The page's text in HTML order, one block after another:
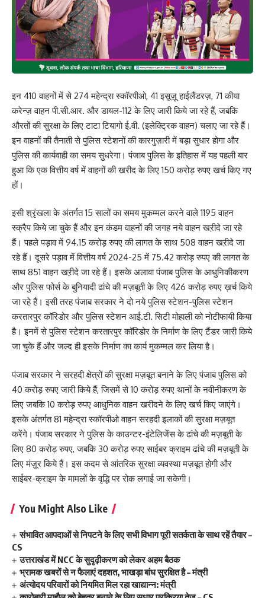
इन 410 वाहनों में से 274 महेन्द्रा स्कॉरपीओ, 41 इसूज़ू हाईलैंडरज़, 71 कीया
करेन्ज़ वाहन पी.सी.आर. और डायल-112 के लिए जारी किये जा रहे हैं, जबकि
औरतों की सुरक्षा के लिए टाटा टियागो ई.वी. (इलेक्ट्रिक वाहन) चलाए जा रहे हैं।
इन वाहनों की तैनाती से पुलिस स्टेशनों की कारगुज़ारी में बड़ा सुधार होगा और
पुलिस की कार्यवाही का समय सुधरेगा। पंजाब पुलिस के इतिहास में यह पहली बार
हुआ कि एक वित्तीय वर्ष में वाहनों की खरीद के लिए 150 करोड़ रुपए खर्च किए गए
हों।
इसी श्रृंखला के अंतर्गत 15 सालों का समय मुकम्मल करने वाले 1195 वाहन
स्क्रैप किये जा चुके हैं और इन कंडम वाहनों की जगह नये वाहन खऱीदे जा रहे
हैं। पहले पड़ाव में 94.15 करोड़ रुपए की लागत के साथ 508 वाहन खऱीदे जा
रहे हैं। दूसरे पड़ाव में वित्तीय वर्ष 2024-25 में 75.42 करोड़ रुपए की लागत के
साथ 851 वाहन खऱीदे जा रहे हैं। इसके अलावा पंजाब पुलिस के आधुनिकीकरण
और पुलिस फोर्स के बुनियादी ढांचे की मज़बूती के लिए 426 करोड़ रुपए ख़र्च किये
जा रहे हैं। इसी तरह पंजाब सरकार ने दो नये पुलिस स्टेशन-पुलिस स्टेशन
करतारपुर कॉरिडोर और पुलिस स्टेशन आई.टी. सिटी मोहाली को नोटीफायी किया
है। इनमें से पुलिस स्टेशन करतारपुर कॉरिडोर के निर्माण के लिए टैंडर जारी किये
जा चुके हैं और जल्द ही इसके निर्माण का कार्य मुकम्मल कर लिया है।
पंजाब सरकार ने सरहदी क्षेत्रों की सुरक्षा मज़बूत बनाने के लिए पंजाब पुलिस को
40 करोड़ रुपए जारी किये हैं, जिसमें से 10 करोड़ रुपए थानों के नवीनीकरण के
लिए जबकि 10 करोड़ रुपए आधुनिक वाहन खरीदने के लिए खर्च किए जाएंगे।
इसके अंतर्गत 81 महेन्द्रा स्कॉरपीओ वाहन सरहदी इलाकों की सुरक्षा मज़बूत
करेंगे। पंजाब सरकार ने पुलिस के काउन्टर-इंटेलिजेंस के ढांचे की मज़बूती के
लिए 80 करोड़ रुपए, जबकि 30 करोड़ रुपए साईबर क्राइम ढांचे की मज़बूती के
लिए मंज़ूर किये हैं। इस कदम से आंतरिक सुरक्षा व्यवस्था मज़बूत होगी और
साईबर-क्राइम के मामलों के वृद्धि पर रोक लगाई जा सकेगी।
You Might Also Like
संभावित आपदाओं से निपटने के लिए सभी विभाग पूरी सतर्कता के साथ रहें तैयार –
CS
उत्तराखंड में NCC के सुदृढ़ीकरण को लेकर अहम बैठक
भ्रामक खबरों से न फैलाएं दहशत, भाखड़ा बांध सुरक्षित है – मंत्री
अंत्योदय परिवारों को नियमित मिल रहा खाद्यान्न: मंत्री